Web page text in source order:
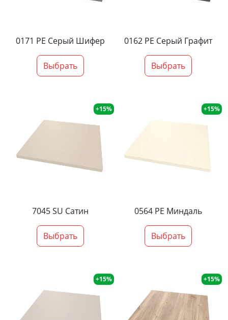
0171 PE Серый Шифер
Выбрать
0162 PE Серый Графит
Выбрать
+15%
7045 SU Сатин
Выбрать
+15%
0564 PE Миндаль
Выбрать
+15% +15%